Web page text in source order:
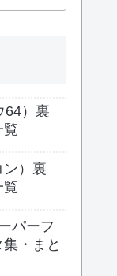
64）裏
覧
ン）裏
覧
パーフ
・まと